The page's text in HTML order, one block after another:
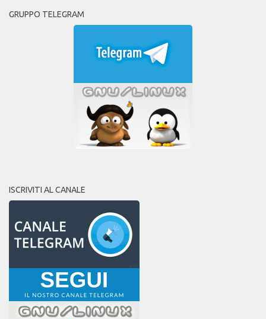
GRUPPO TELEGRAM
ISCRIVITI AL CANALE